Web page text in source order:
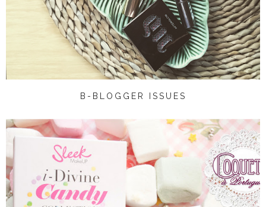
B-BLOGGER ISSUES